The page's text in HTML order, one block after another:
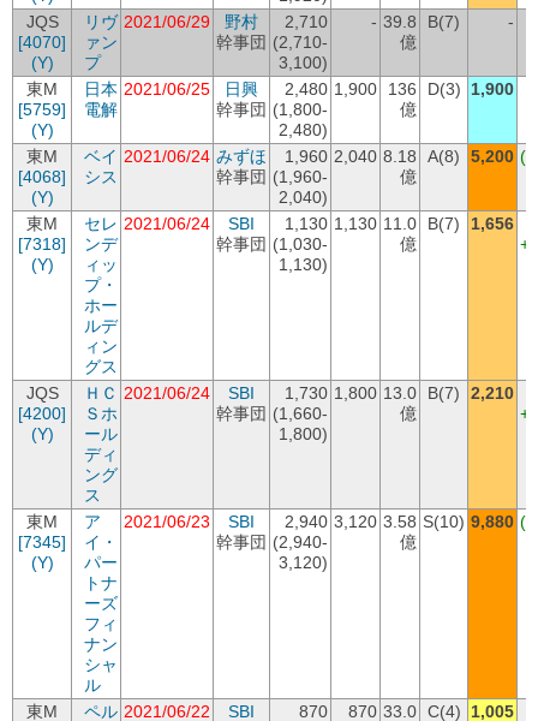
JQS
[4070]
(Y)
リヴ
ァン
プ
2021/06/29
野村
幹事団
2,710
(2,710-
3,100)
- 39.8
億
B(7) -
東M
[5759]
(Y)
日本
電解
2021/06/25
日興
幹事団
2,480
(1,800-
2,480)
1,900
136
億
D(3) 1,900
東M
[4068]
(Y)
ベイ
シス
2021/06/24 みずほ
幹事団
1,960
(1,960-
2,040)
2,040 8.18
億
A(8) 5,200
東M
[7318]
(Y)
セレ
ンデ
ィッ
プ・
ホー
ルデ
ィン
グス
2021/06/24
SBI
幹事団
1,130
(1,030-
1,130)
1,130 11.0
億
B(7) 1,656
JQS
[4200]
(Y)
ＨＣ
Ｓホ
ール
ディ
ング
ス
2021/06/24
SBI
幹事団
1,730
(1,660-
1,800)
1,800 13.0
億
B(7) 2,210
東M
[7345]
(Y)
ア
イ・
パー
トナ
ーズ
フィ
ナン
シャ
ル
2021/06/23
SBI
幹事団
2,940
(2,940-
3,120)
3,120 3.58
億
S(10) 9,880
東M
ペル 2021/06/22
SBI
870
870 33.0 C(4) 1,005